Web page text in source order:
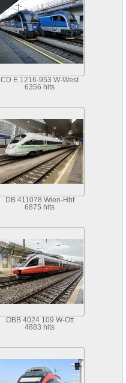
CD E 1216-953 W-West
6356 hits
DB 411078 Wien-Hbf
6875 hits
OBB 4024 109 W-Ott
4883 hits